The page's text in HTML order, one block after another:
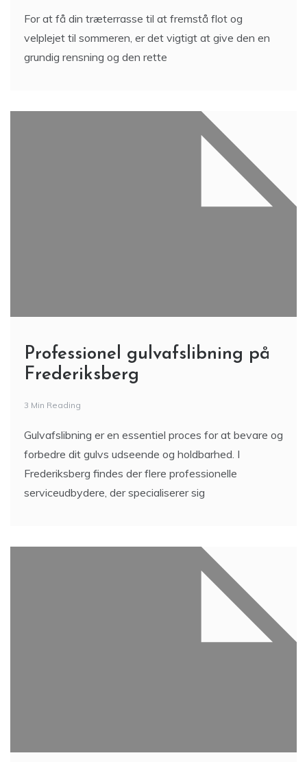
For at få din træterrasse til at fremstå flot og
velplejet til sommeren, er det vigtigt at give den en
grundig rensning og den rette
Professionel gulvafslibning på
Frederiksberg
3 Min Reading
Gulvafslibning er en essentiel proces for at bevare og
forbedre dit gulvs udseende og holdbarhed. I
Frederiksberg findes der flere professionelle
serviceudbydere, der specialiserer sig